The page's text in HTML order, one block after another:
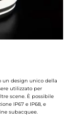
un design unico della
utilizzato per
scene. È possibile
IP67 e IP68, e
subacquee.